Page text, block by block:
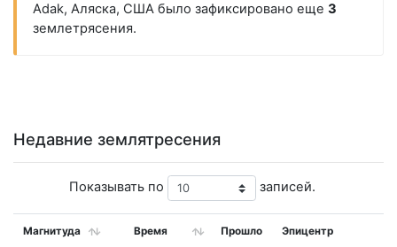
Adak, Аляска, США было зафиксировано еще 3
землетрясения.
Недавние землятресения
Показывать по записей.
Магнитуда Время Прошло Эпицентр